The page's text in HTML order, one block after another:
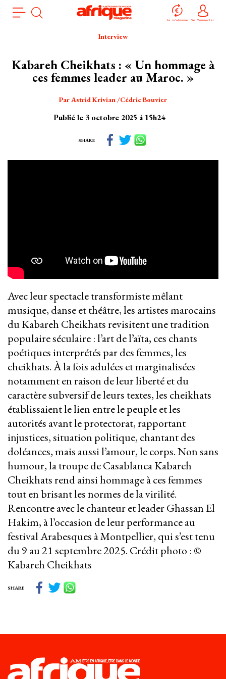
Je m'abonne Se Connecter
Interview
Kabareh Cheikhats : « Un hommage à
ces femmes leader au Maroc. »
ParAstrid Krivian Cédric Bouvier
Publié le 3 octobre 2025 à 15h24
SHARE
Avec leur spectacle transformiste mêlant
musique, danse et théâtre, les artistes marocains
du Kabareh Cheikhats revisitent une tradition
populaire séculaire : l’art de l’aïta, ces chants
poétiques interprétés par des femmes, les
cheikhats. À la fois adulées et marginalisées
notamment en raison de leur liberté et du
caractère subversif de leurs textes, les cheikhats
établissaient le lien entre le peuple et les
autorités avant le protectorat, rapportant
injustices, situation politique, chantant des
doléances, mais aussi l’amour, le corps. Non sans
humour, la troupe de Casablanca Kabareh
Cheikhats rend ainsi hommage à ces femmes
tout en brisant les normes de la virilité.
Rencontre avec le chanteur et leader Ghassan El
Hakim, à l’occasion de leur performance au
festival Arabesques à Montpellier, qui s’est tenu
du 9 au 21 septembre 2025. Crédit photo : ©
Kabareh Cheikhats
SHARE
Panneau de gestion des cookies